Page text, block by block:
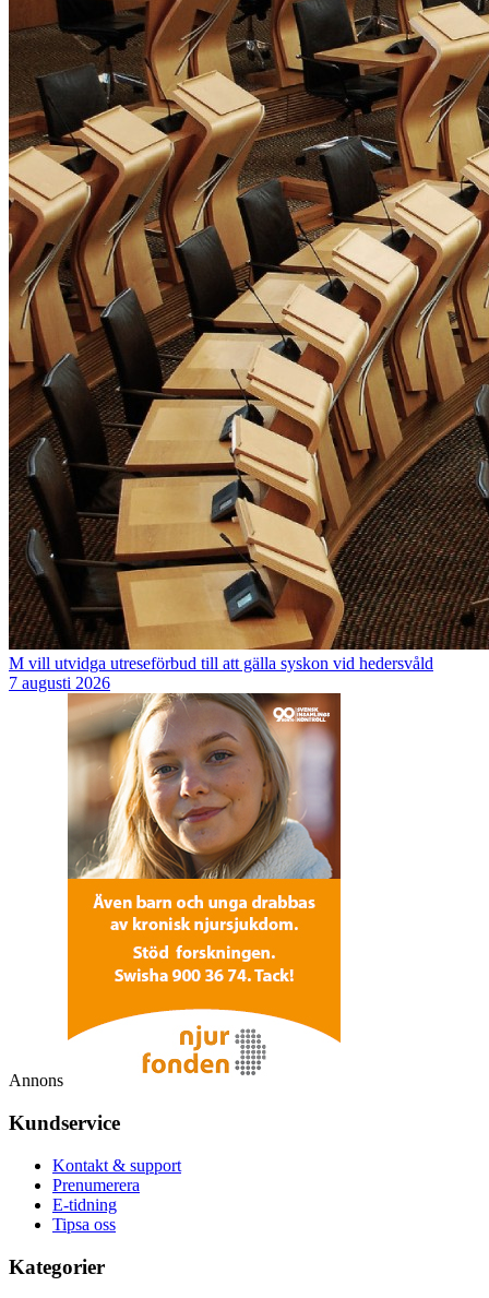
M vill utvidga utreseförbud till att gälla syskon vid hedersvåld
7 augusti 2026
Annons
Kundservice
Kontakt & support
Prenumerera
E-tidning
Tipsa oss
Kategorier